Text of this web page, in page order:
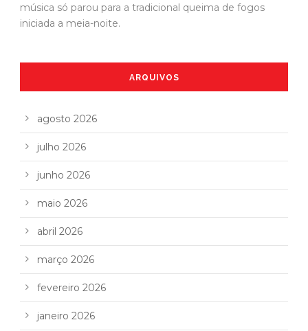
música só parou para a tradicional queima de fogos
iniciada a meia-noite.
ARQUIVOS
agosto 2026
julho 2026
junho 2026
maio 2026
abril 2026
março 2026
fevereiro 2026
janeiro 2026